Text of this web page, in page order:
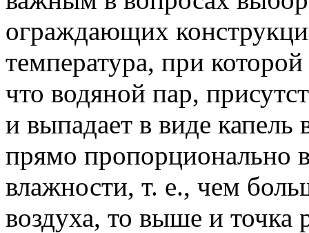
ограждающих
температура, при
что водяной пар,
и выпадает в виде
прямо пропорционально
влажности, т. е., чем
воздуха, то выше и точка